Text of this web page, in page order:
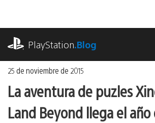
contenido
PlayStation.Blog
25 de noviembre de 2015
La aventura de puzles
Land Beyond llega el